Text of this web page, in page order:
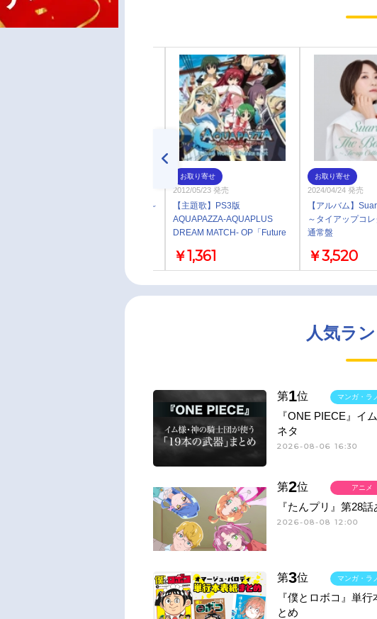
【アルバム】Suara/The Best～
お取り寄せ
2012/05/23 発売
【主題歌】PS3版
AQUAPAZZA-AQUAPLUS
DREAM MATCH- OP「Future
￥1,361
お取り寄せ
2024/04/24 発売
【アルバム】
～タイアップコ
通常盤
￥3,520
人気ラ
第1位
『ONE PIECE』イ
ネタ
2026-08-06 16:30
マンガ・ラ
第2位
『たんプリ』第28
2026-08-08 12:00
アニメ
第3位
『僕とロボコ』単
とめ
マンガ・ラ